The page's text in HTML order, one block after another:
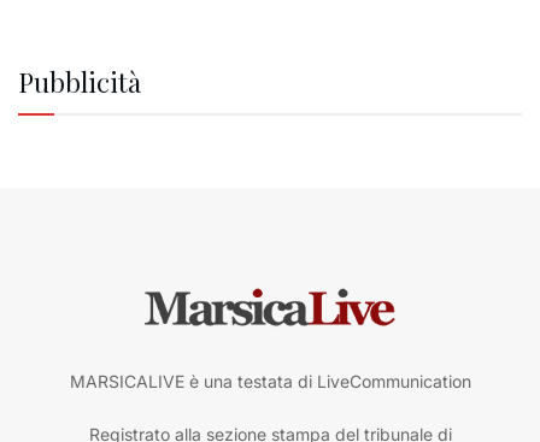
Pubblicità
MARSICALIVE è una testata di LiveCommunication
Registrato alla sezione stampa del tribunale di